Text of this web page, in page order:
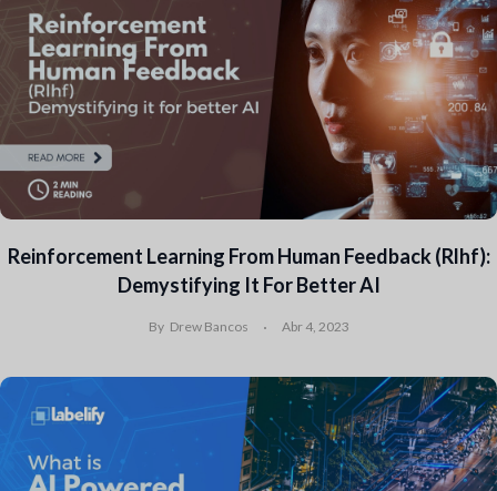
Reinforcement Learning From Human Feedback (Rlhf):
Demystifying It For Better AI
By Drew Bancos Abr 4, 2023